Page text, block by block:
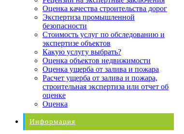
Оценка качества строительства дорог
Экспертиза промышленной
безопасности
Стоимость услуг по обследованию и
экспертизе объектов
Какую услугу выбрать?
Оценка объектов недвижимости
Оценка ущерба от залива и пожара
Расчет ущерба от залива и пожара,
строительная экспертиза или отчет об
оценке
Оценка
Информация